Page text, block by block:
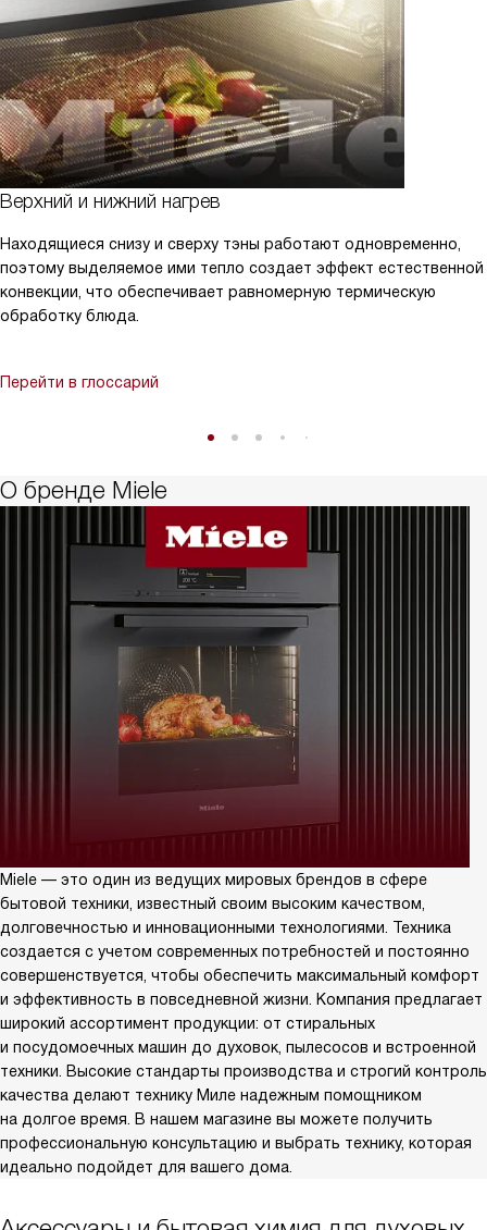
Верхний и нижний нагрев
Находящиеся снизу и сверху тэны работают одновременно,
поэтому выделяемое ими тепло создает эффект естественной
конвекции, что обеспечивает равномерную термическую
обработку блюда.
Перейти в глоссарий
О бренде Miele
Miele — это один из ведущих мировых брендов в сфере
бытовой техники, известный своим высоким качеством,
долговечностью и инновационными технологиями. Техника
создается с учетом современных потребностей и постоянно
совершенствуется, чтобы обеспечить максимальный комфорт
и эффективность в повседневной жизни. Компания предлагает
широкий ассортимент продукции: от стиральных
и посудомоечных машин до духовок, пылесосов и встроенной
техники. Высокие стандарты производства и строгий контроль
качества делают технику Миле надежным помощником
на долгое время. В нашем магазине вы можете получить
профессиональную консультацию и выбрать технику, которая
идеально подойдет для вашего дома.